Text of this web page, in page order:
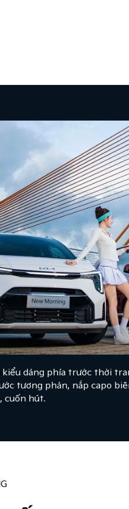
kiểu dáng phía trước thời
tương phản, nắp capo
cuốn hút.